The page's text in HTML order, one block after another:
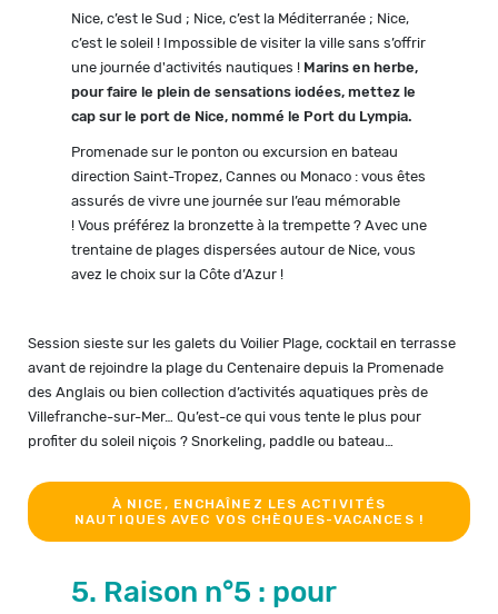
Nice, c’est le Sud ; Nice, c’est la Méditerranée ; Nice,
c’est le soleil ! Impossible de visiter la ville sans s’offrir
une journée d'activités nautiques ! Marins en herbe,
pour faire le plein de sensations iodées, mettez le
cap sur le port de Nice, nommé le Port du Lympia.
Promenade sur le ponton ou excursion en bateau
direction Saint-Tropez, Cannes ou Monaco : vous êtes
assurés de vivre une journée sur l’eau mémorable
! Vous préférez la bronzette à la trempette ? Avec une
trentaine de plages dispersées autour de Nice, vous
avez le choix sur la Côte d’Azur !
Session sieste sur les galets du Voilier Plage, cocktail en terrasse
avant de rejoindre la plage du Centenaire depuis la Promenade
des Anglais ou bien collection d’activités aquatiques près de
Villefranche-sur-Mer… Qu’est-ce qui vous tente le plus pour
profiter du soleil niçois ? Snorkeling, paddle ou bateau…
À NICE, ENCHAÎNEZ LES ACTIVITÉS
NAUTIQUES AVEC VOS CHÈQUES-VACANCES !
5. Raison n°5 : pour